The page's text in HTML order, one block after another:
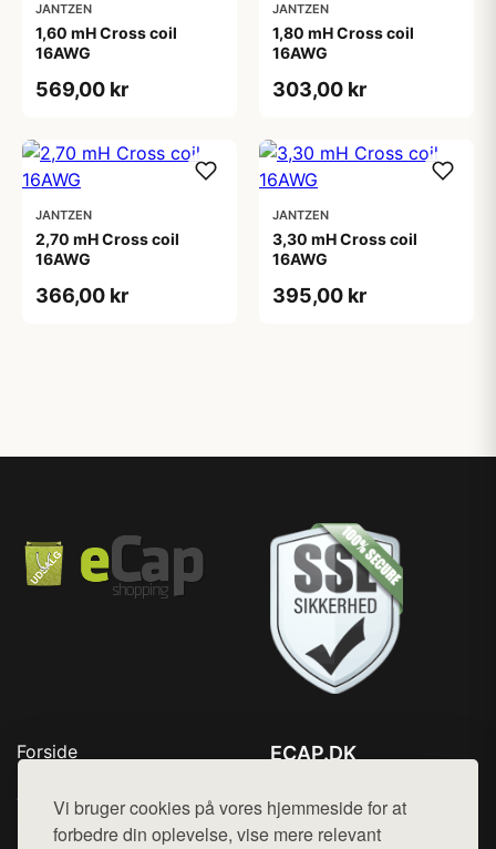
Vi bruger cookies på vores hjemmeside for at
forbedre din oplevelse, vise mere relevant
JANTZEN
1,60 mH Cross coil
16AWG
569,00 kr
JANTZEN
1,80 mH Cross coil
16AWG
303,00 kr
JANTZEN
2,70 mH Cross coil
16AWG
366,00 kr
JANTZEN
3,30 mH Cross coil
16AWG
395,00 kr
Forside
Top Rabatter
Blog
ECAP.DK
Mail: hej@want.dk